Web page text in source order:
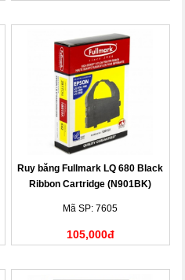
Ruy băng Fullmark LQ 680 Black
Ribbon Cartridge (N901BK)
Mã SP: 7605
105,000đ